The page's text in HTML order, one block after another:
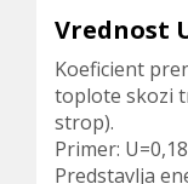
Vrednost
Koeficient
toplote skozi
strop).
Primer:
Predstavlja